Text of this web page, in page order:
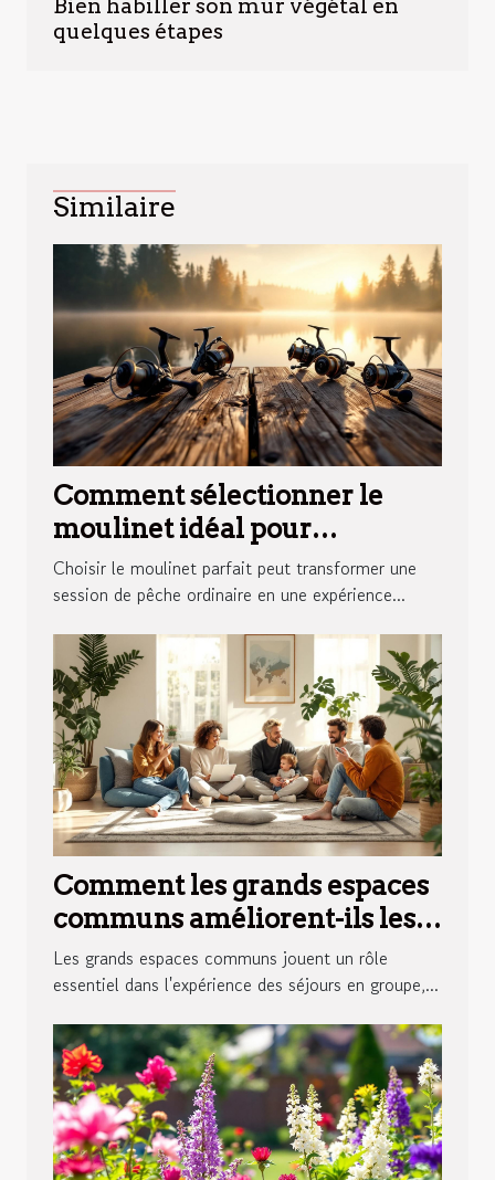
Bien habiller son mur végétal en
quelques étapes
Similaire
Comment sélectionner le
moulinet idéal pour
différentes techniques de
pêche ?
Choisir le moulinet parfait peut transformer une
session de pêche ordinaire en une expérience...
Comment les grands espaces
communs améliorent-ils les
séjours en groupe ?
Les grands espaces communs jouent un rôle
essentiel dans l'expérience des séjours en groupe,...